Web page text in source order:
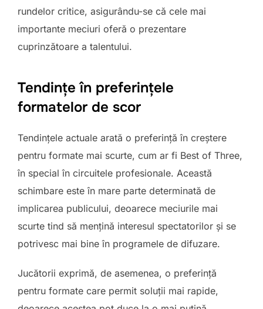
rundelor critice, asigurându-se că cele mai
importante meciuri oferă o prezentare
cuprinzătoare a talentului.
Tendințe în preferințele
formatelor de scor
Tendințele actuale arată o preferință în creștere
pentru formate mai scurte, cum ar fi Best of Three,
în special în circuitele profesionale. Această
schimbare este în mare parte determinată de
implicarea publicului, deoarece meciurile mai
scurte tind să mențină interesul spectatorilor și se
potrivesc mai bine în programele de difuzare.
Jucătorii exprimă, de asemenea, o preferință
pentru formate care permit soluții mai rapide,